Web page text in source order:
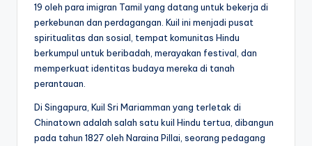
19 oleh para imigran Tamil yang datang untuk bekerja di
perkebunan dan perdagangan. Kuil ini menjadi pusat
spiritualitas dan sosial, tempat komunitas Hindu
berkumpul untuk beribadah, merayakan festival, dan
memperkuat identitas budaya mereka di tanah
perantauan.
Di Singapura, Kuil Sri Mariamman yang terletak di
Chinatown adalah salah satu kuil Hindu tertua, dibangun
pada tahun 1827 oleh Naraina Pillai, seorang pedagang